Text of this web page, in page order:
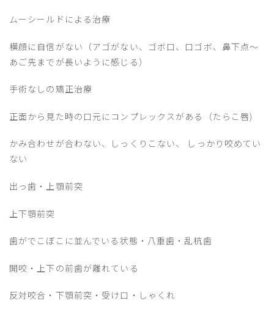
ムーシールドによる治療
横顔に自信がない（アゴがない、ゴボ口、口ゴボ、鼻下点～
あご先までが長いように感じる）
手術なしの矯正治療
正面から見た時の口元にコンプレックスがある（たらこ唇)
かみ合わせが合わない、しっくりこない、 しっかり咬めてい
ない
出っ歯・上顎前突
上下顎前突
歯がでこぼこに並んでいる状態・八重歯・乱杭歯
開咬・上下の前歯が離れている
反対咬合・下顎前突・受け口・しゃくれ